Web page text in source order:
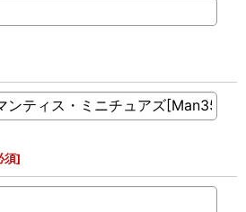
須]